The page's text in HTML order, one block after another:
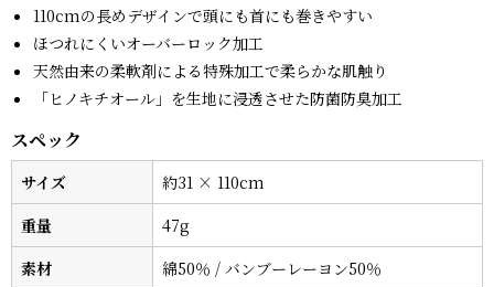
110cmの長めデザインで頭にも首にも巻きやすい
ほつれにくいオーバーロック加工
天然由来の柔軟剤による特殊加工で柔らかな肌触り
「ヒノキチオール」を生地に浸透させた防菌防臭加工
スペック
サイズ
約31 × 110cm
重量
47g
素材
綿50％ / バンブーレーヨン50％